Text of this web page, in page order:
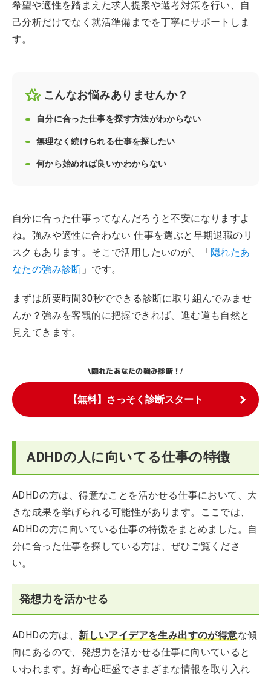
希望や適性を踏まえた求人提案や選考対策を行い、自
己分析だけでなく就活準備までを丁寧にサポートしま
す。
こんなお悩みありませんか？
自分に合った仕事を探す方法がわからない
無理なく続けられる仕事を探したい
何から始めれば良いかわからない
自分に合った仕事ってなんだろうと不安になりますよ
ね。強みや適性に合わない 仕事を選ぶと早期退職のリ
スクもあります。そこで活用したいのが、「隠れたあ
なたの強み診断 」です。
まずは所要時間30秒でできる診断に取り組んでみませ
んか？強みを客観的に把握できれば、進む道も自然と
見えてきます。
\隠れたあなたの強み診断！/
【無料】さっそく診断スタート
ADHDの人に向いてる仕事の特徴
ADHDの方は、得意なことを活かせる仕事において、大
きな成果を挙げられる可能性があります。ここでは、
ADHDの方に向いている仕事の特徴をまとめました。自
分に合った仕事を探している方は、ぜひご覧くださ
い。
発想力を活かせる
ADHDの方は、新しいアイデアを生み出すのが得意な傾
向にあるので、発想力を活かせる仕事に向いていると
いわれます。好奇心旺盛でさまざまな情報を取り入れ